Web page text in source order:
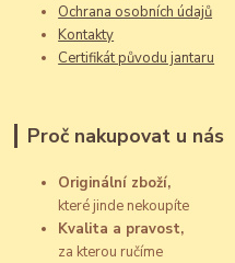
Ochrana osobních údajů
Kontakty
Certifikát původu jantaru
Proč nakupovat u nás
Originální zboží,
které jinde nekoupíte
Kvalita a pravost,
za kterou ručíme